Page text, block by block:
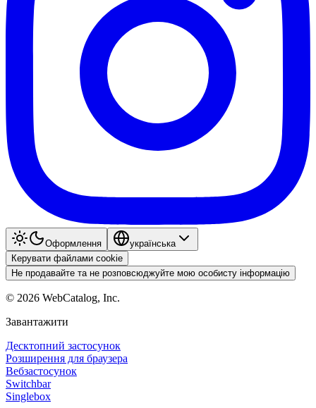
Оформлення
українська
Керувати файлами cookie
Не продавайте та не розповсюджуйте мою особисту інформацію
© 2026 WebCatalog, Inc.
Завантажити
Десктопний застосунок
Розширення для браузера
Вебзастосунок
Switchbar
Singlebox